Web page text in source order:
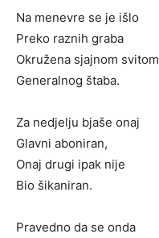
Na menevre se je išlo
Preko raznih graba
Okružena sjajnom svitom
Generalnog štaba.
Za nedjelju bjaše onaj
Glavni aboniran,
Onaj drugi ipak nije
Bio šikaniran.
Pravedno da se onda